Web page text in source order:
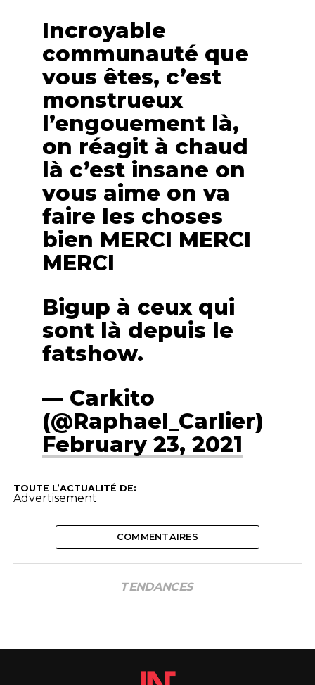
Incroyable
communauté que
vous êtes, c’est
monstrueux
l’engouement là,
on réagit à chaud
là c’est insane on
vous aime on va
faire les choses
bien MERCI MERCI
MERCI
Bigup à ceux qui
sont là depuis le
fatshow.
— Carkito
(@Raphael_Carlier)
February 23, 2021
TOUTE L’ACTUALITÉ DE:
Advertisement
COMMENTAIRES
TENDANCES